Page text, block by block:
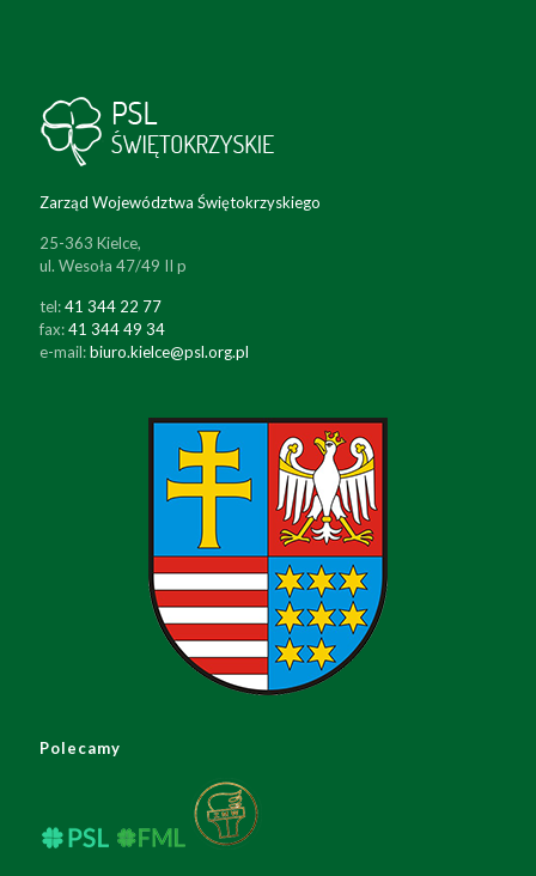
Zarząd Województwa Świętokrzyskiego
25-363 Kielce,
ul. Wesoła 47/49 II p
tel:41 344 22 77
fax:41 344 49 34
e-mail:biuro.kielce@psl.org.pl
Polecamy